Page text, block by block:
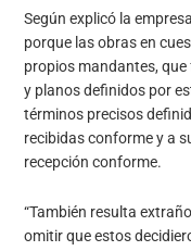
Según explicó la
porque las obras en
propios mandantes,
y planos definidos por
términos precisos
recibidas conforme y a
recepción conforme.
“También resulta
omitir que estos